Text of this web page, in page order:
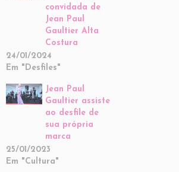
convidada de
Jean Paul
Gaultier Alta
Costura
24/01/2024
Em "Desfiles"
Jean Paul
Gaultier assiste
ao desfile de
sua própria
marca
25/01/2023
Em "Cultura"